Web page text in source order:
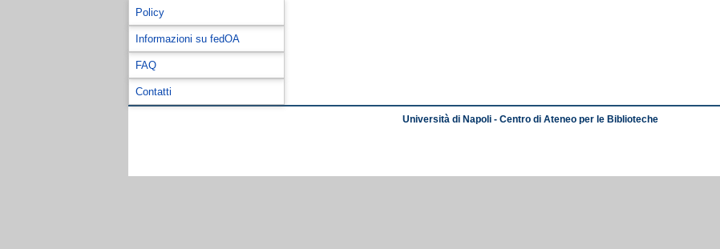
Policy
Informazioni su fedOA
FAQ
Contatti
Università di Napoli - Centro di Ateneo per le Biblioteche